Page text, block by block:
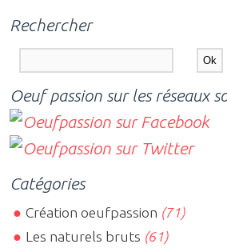
Rechercher
Oeuf passion sur les réseaux
Catégories
Création oeufpassion (71)
Les naturels bruts (61)